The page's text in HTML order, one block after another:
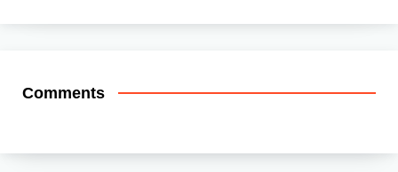
Comments